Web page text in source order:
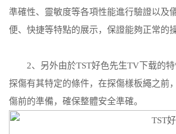
準確性、靈敏度等各項性能進行驗證以及
便、快捷等特點的展示，保證能夠正常的
2、另外由於TST好色先生TV下载的特
探傷有其特定的條件，在探傷樣板繩之前
傷前的準備，確保整體安全準確。